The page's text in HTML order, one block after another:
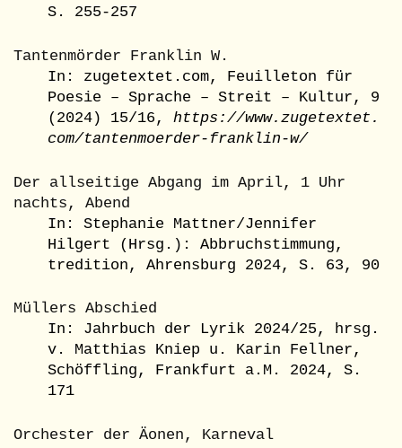
S. 255-257
Tantenmörder Franklin W.
In: zugetextet.com, Feuilleton für
Poesie – Sprache – Streit – Kultur, 9
(2024) 15/16,https://www.zugetextet.
com/tantenmoerder-franklin-w/
Der allseitige Abgang im April, 1 Uhr
nachts, Abend
In: Stephanie Mattner/Jennifer
Hilgert (Hrsg.): Abbruchstimmung,
tredition, Ahrensburg 2024, S. 63, 90
Müllers Abschied
In: Jahrbuch der Lyrik 2024/25, hrsg.
v. Matthias Kniep u. Karin Fellner,
Schöffling, Frankfurt a.M. 2024, S.
171
Orchester der Äonen, Karneval